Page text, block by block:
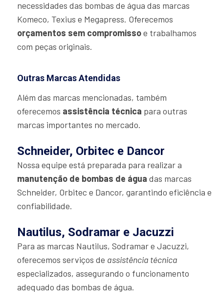
necessidades das bombas de água das marcas
Komeco, Texius e Megapress. Oferecemos
orçamentos sem compromissoe trabalhamos
com peças originais.
Outras Marcas Atendidas
Além das marcas mencionadas, também
oferecemos assistência técnica para outras
marcas importantes no mercado.
Schneider, Orbitec e Dancor
Nossa equipe está preparada para realizar a
manutenção de bombas de água das marcas
Schneider, Orbitec e Dancor, garantindo eficiência e
confiabilidade.
Nautilus, Sodramar e Jacuzzi
Para as marcas Nautilus, Sodramar e Jacuzzi,
oferecemos serviços de assistência técnica
especializados, assegurando o funcionamento
adequado das bombas de água.